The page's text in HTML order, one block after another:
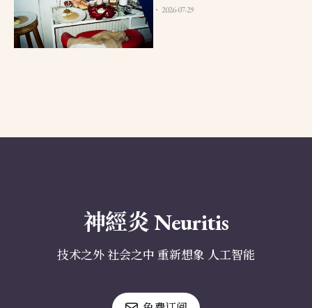
2026-07-29
神經炎 Neuritis
技术之外 社会之中 重新想象 人工智能